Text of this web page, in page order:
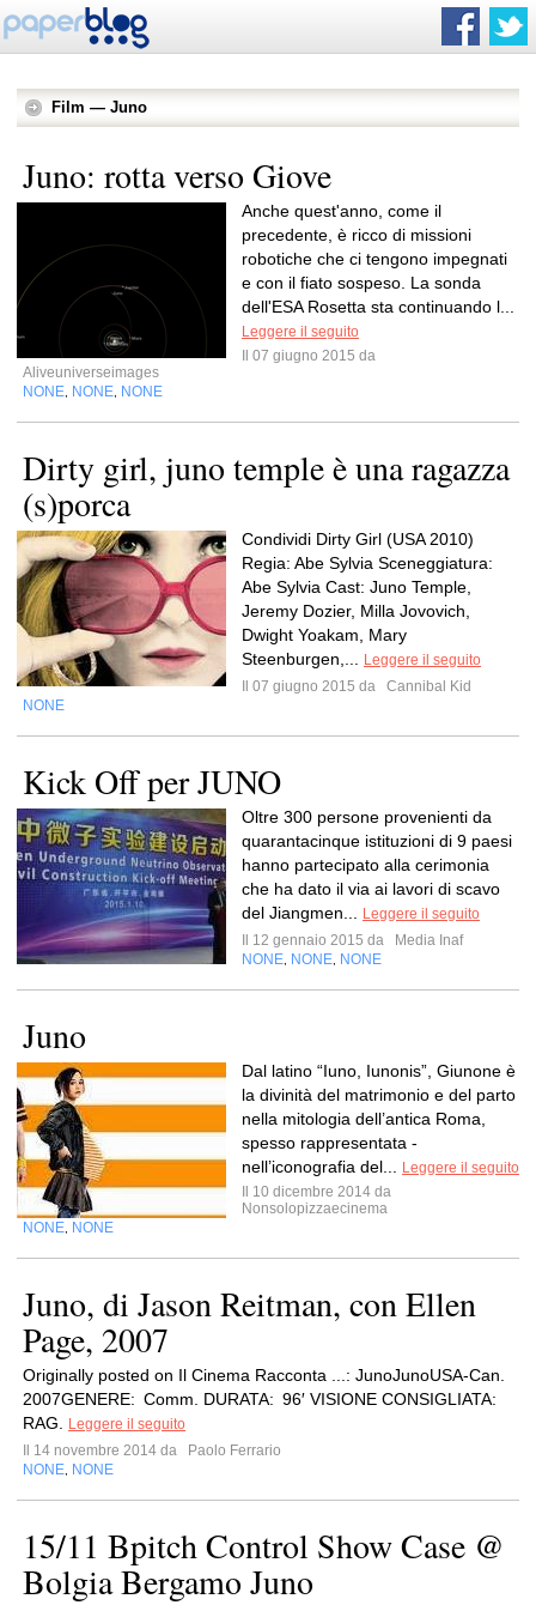
Film — Juno
Juno: rotta verso Giove
Anche quest'anno, come il
precedente, è ricco di missioni
robotiche che ci tengono impegnati
e con il fiato sospeso. La sonda
dell'ESA Rosetta sta continuando l...
Leggere il seguito
Il 07 giugno 2015 da
Aliveuniverseimages
NONE NONE NONE
Dirty girl, juno temple è una ragazza
(s)porca
Condividi Dirty Girl (USA 2010)
Regia: Abe Sylvia Sceneggiatura:
Abe Sylvia Cast: Juno Temple,
Jeremy Dozier, Milla Jovovich,
Dwight Yoakam, Mary
Steenburgen,...
Leggere il seguito
Il 07 giugno 2015 da
Cannibal Kid
NONE
Kick Off per JUNO
Oltre 300 persone provenienti da
quarantacinque istituzioni di 9 paesi
hanno partecipato alla cerimonia
che ha dato il via ai lavori di scavo
del Jiangmen...
Leggere il seguito
Il 12 gennaio 2015 da
Media Inaf
NONE NONE NONE
Juno
Dal latino “Iuno, Iunonis”, Giunone è
la divinità del matrimonio e del parto
nella mitologia dell’antica Roma,
spesso rappresentata -
nell’iconografia del...
Leggere il seguito
Il 10 dicembre 2014 da
Nonsolopizzaecinema
NONE NONE
Juno, di Jason Reitman, con Ellen
Page, 2007
Originally posted on Il Cinema Racconta ...: JunoJunoUSA-Can.
2007GENERE: Comm. DURATA: 96′ VISIONE CONSIGLIATA:
RAG.
Leggere il seguito
Il 14 novembre 2014 da
Paolo Ferrario
NONE NONE
15/11 Bpitch Control Show Case @
Bolgia Bergamo Juno